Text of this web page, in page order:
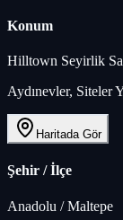
Konum
Hilltown Seyirlik
Aydınevler, Siteler
Haritada Gör
Şehir / İlçe
Anadolu /Maltepe